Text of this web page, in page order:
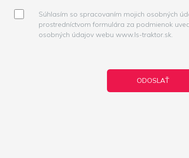
Súhlasím so spracovaním mojich osobných
prostredníctvom formulára za podmienok
osobných údajov webu www.ls-traktor.sk.